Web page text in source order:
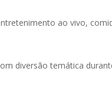
ao vivo,
diversão temática